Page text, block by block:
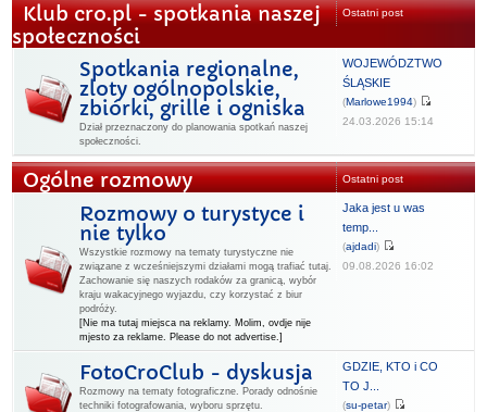
Klub cro.pl - spotkania naszej
społeczności
Ostatni post
Spotkania regionalne,
zloty ogólnopolskie,
zbiórki, grille i ogniska
Dział przeznaczony do planowania spotkań naszej
społeczności.
WOJEWÓDZTWO
ŚLĄSKIE
(Marlowe1994)
24.03.2026 15:14
Ogólne rozmowy Ostatni post
Rozmowy o turystyce i
nie tylko
Wszystkie rozmowy na tematy turystyczne nie
związane z wcześniejszymi działami mogą trafiać tutaj.
Zachowanie się naszych rodaków za granicą, wybór
kraju wakacyjnego wyjazdu, czy korzystać z biur
podróży.
[Nie ma tutaj miejsca na reklamy. Molim, ovdje nije
mjesto za reklame. Please do not advertise.]
Jaka jest u was
temp...
(ajdadi)
09.08.2026 16:02
FotoCroClub - dyskusja
Rozmowy na tematy fotograficzne. Porady odnośnie
techniki fotografowania, wyboru sprzętu.
GDZIE, KTO i CO
TO J...
(su-petar)